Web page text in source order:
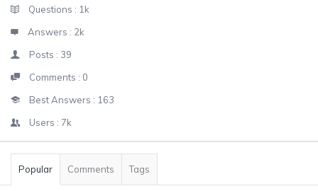
StatsQuestions : 1k
Answers : 2k
Posts : 39
Comments : 0
Best Answers : 163
Users : 7k
Popular Comments Tags